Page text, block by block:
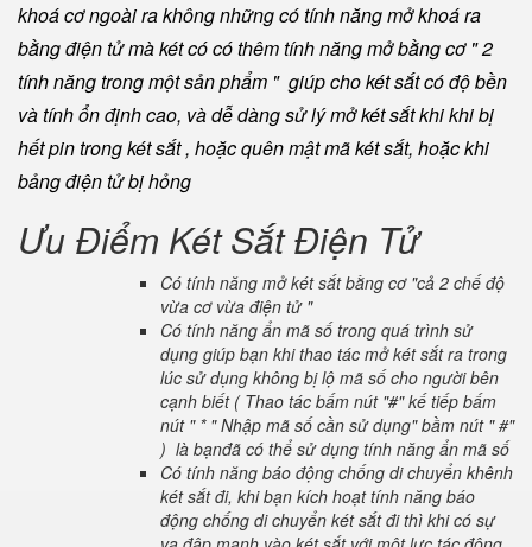
khoá cơ ngoài ra không những có tính năng mở khoá ra
bằng điện tử mà két có có thêm tính năng mở bằng cơ " 2
tính năng trong một sản phẩm " giúp cho két sắt có độ bền
và tính ổn định cao, và dễ dàng sử lý mở két sắt khi khi bị
hết pin trong két sắt , hoặc quên mật mã két sắt, hoặc khi
bảng điện tử bị hỏng
Ưu Điểm Két Sắt Điện Tử
Có tính năng mở két sắt bằng cơ "cả 2 chế độ
vừa cơ vừa điện tử "
Có tính năng ẩn mã số trong quá trình sử
dụng giúp bạn khi thao tác mở két sắt ra trong
lúc sử dụng không bị lộ mã số cho người bên
cạnh biết ( Thao tác bấm nút "#" kế tiếp bấm
nút " * " Nhập mã số cần sử dụng" bầm nút " #"
) là bạnđã có thể sử dụng tính năng ẩn mã số
Có tính năng báo động chống di chuyển khênh
két sắt đi, khi bạn kích hoạt tính năng báo
động chống di chuyển két sắt đi thì khi có sự